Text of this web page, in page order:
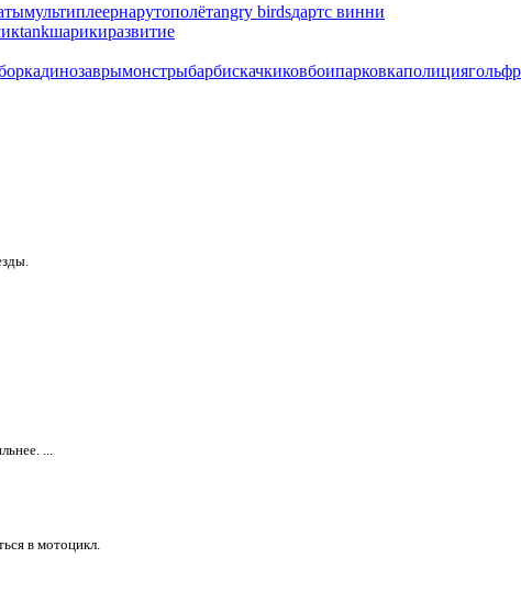
мультиплеернарутополётangry birdsдартс винни
tankшарикиразвитие
динозаврымонстрыбарбискачкиковбоипарковкаполициягольф
...
в мотоцикл.